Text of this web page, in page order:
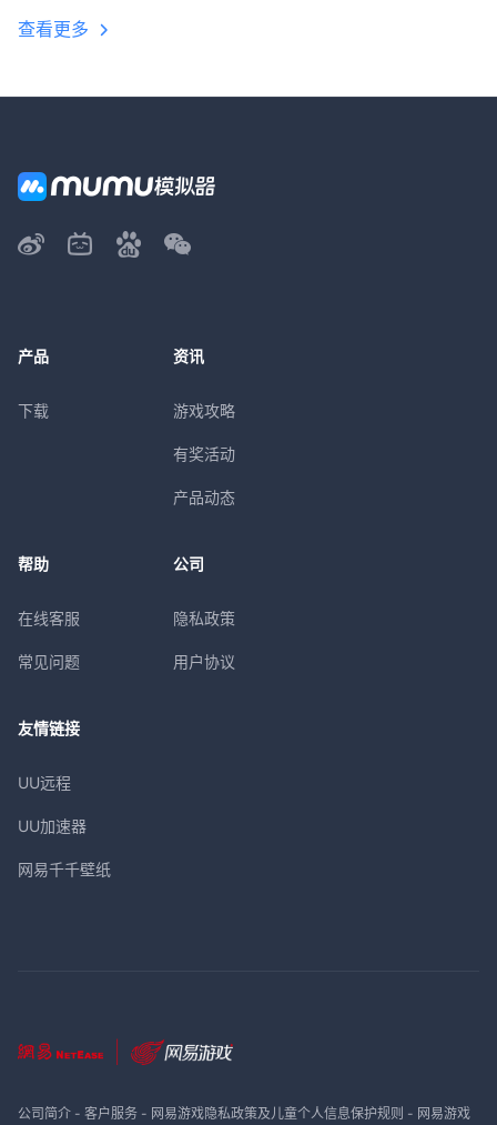
查看更多
产品
下载
资讯
游戏攻略
有奖活动
产品动态
帮助
在线客服
常见问题
公司
隐私政策
用户协议
友情链接
UU远程
UU加速器
网易千千壁纸
公司简介- 客户服务- 网易游戏隐私政策及儿童个人信息保护规则 - 网易游戏